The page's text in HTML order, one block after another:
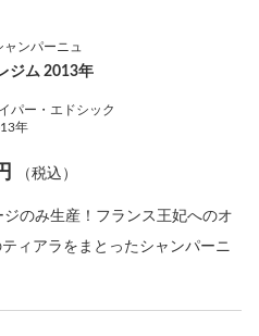
ンパーニュ
ジム 2013年
パー・エドシック
年
（税込）
のみ生産！フランス王妃へのオ
ィアラをまとったシャンパーニ